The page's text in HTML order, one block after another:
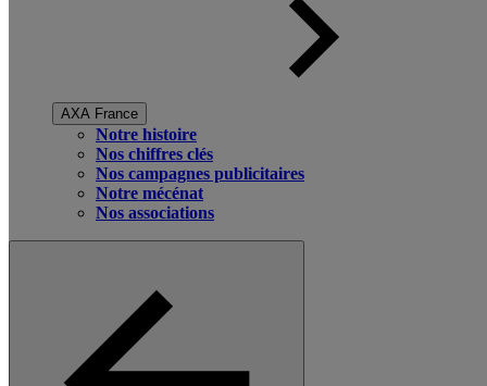
AXA France
Notre histoire
Nos chiffres clés
Nos campagnes publicitaires
Notre mécénat
Nos associations